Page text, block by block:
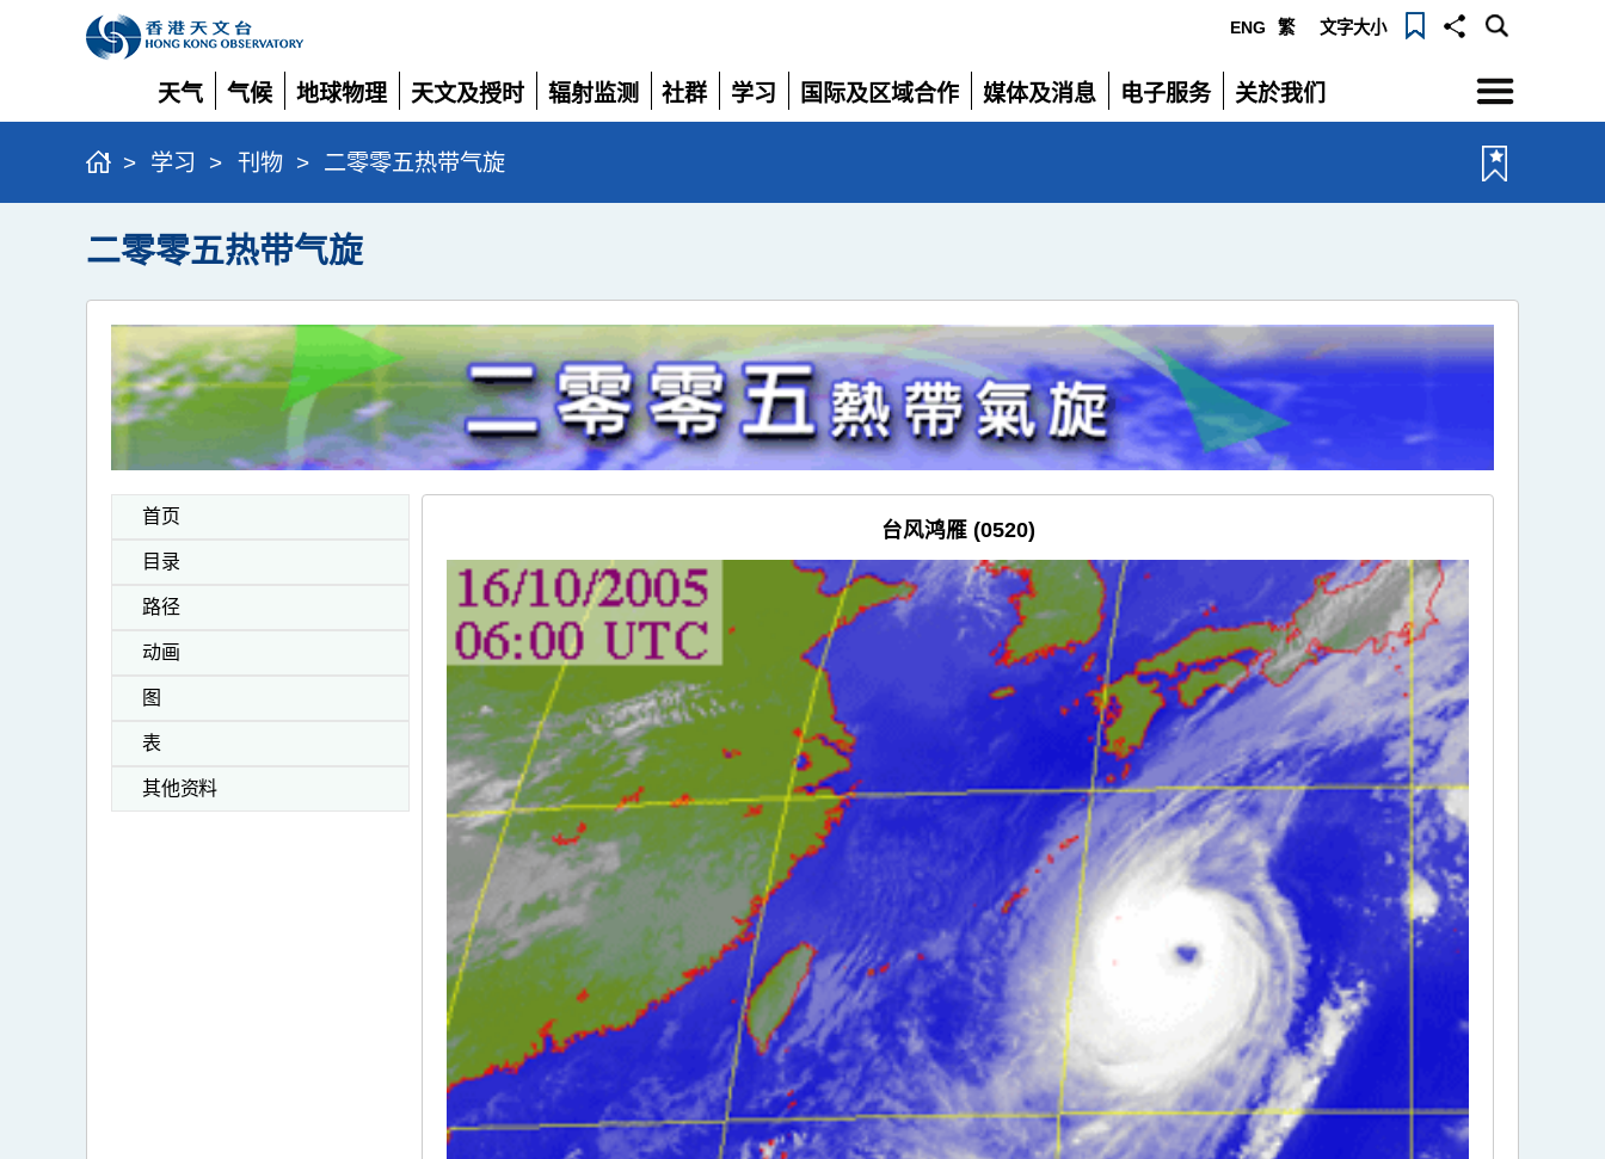
ENG 繁 文字大小
天气
展
开
气候
展
开
地球物理
展
开
天文及授时
展
开
辐射监测
展
社群
展
学习
展
国际及区域合作
展
媒体及消息
展
电子服务
展
关於我们
展
选
单
> 学习 > 刊物 > 二零零五热带气旋
二零零五热带气旋
首页
目录
路径
动画
图
表
其他资料
台风鸿雁 (0520)